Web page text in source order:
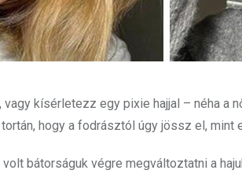
kísérletezz egy pixie hajjal – néha a
hogy a fodrásztól úgy jössz el,
bátorságuk végre megváltoztatni a